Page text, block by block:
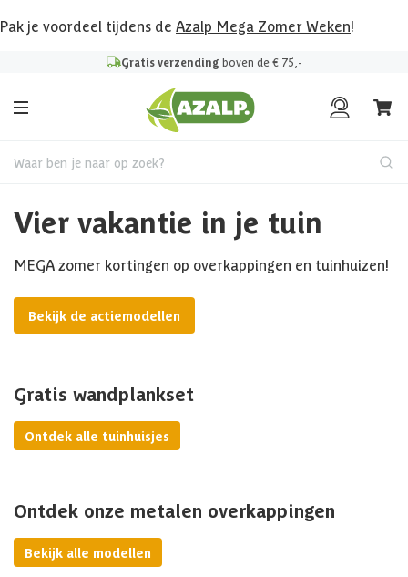
Pak je voordeel tijdens de Azalp Mega Zomer Weken!
Gratis verzending boven de € 75,-
Waar ben je naar op zoek?
Vier vakantie in je tuin
MEGA zomer kortingen op overkappingen en tuinhuizen!
Bekijk de actiemodellen
Gratis wandplankset
Ontdek alle tuinhuisjes
Ontdek onze metalen overkappingen
Bekijk alle modellen